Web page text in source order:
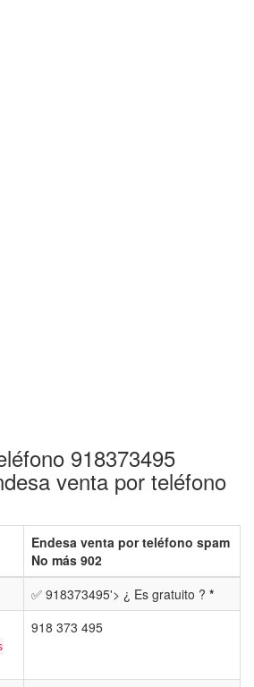
918373495
venta por teléfono
Endesa venta por teléfono spam
No más 902
✅ 918373495'> ¿ Es gratuito ? *
918 373 495